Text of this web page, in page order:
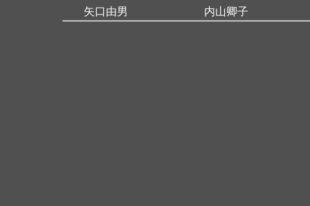
内山卿子
矢口由男